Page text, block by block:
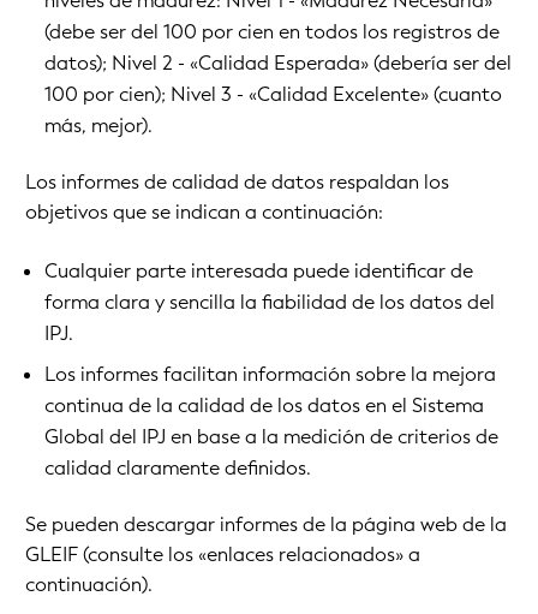
(debe ser del 100 por cien en todos los registros de
datos); Nivel 2 - «Calidad Esperada» (debería ser del
100 por cien); Nivel 3 - «Calidad Excelente» (cuanto
más, mejor).
Los informes de calidad de datos respaldan los
objetivos que se indican a continuación:
Cualquier parte interesada puede identificar de
forma clara y sencilla la fiabilidad de los datos del
IPJ.
Los informes facilitan información sobre la mejora
continua de la calidad de los datos en el Sistema
Global del IPJ en base a la medición de criterios de
calidad claramente definidos.
Se pueden descargar informes de la página web de la
GLEIF (consulte los «enlaces relacionados» a
continuación).